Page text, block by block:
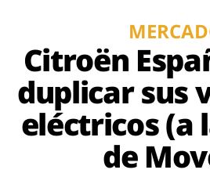
Citroën
duplicar sus
eléctricos (a
de